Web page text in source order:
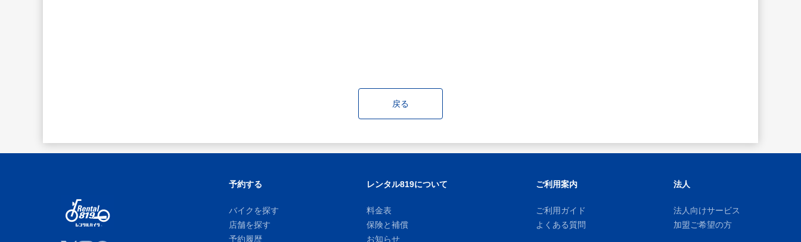
戻る
予約する
バイクを探す
店舗を探す
予約履歴
レンタル819について
料金表
保険と補償
お知らせ
ご利用案内
ご利用ガイド
よくある質問
法人
法人向けサービス
加盟ご希望の方